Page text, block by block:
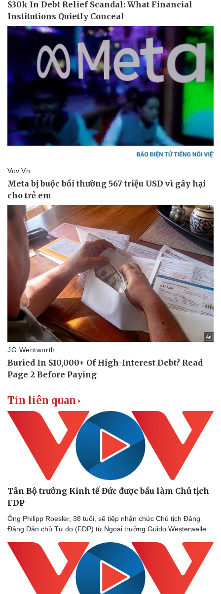
Doanh nghiệp
Thông tin doanh nghiệp
Doanh nghiệp 24h
Doanh nhân
Vì cộng đồng
Công nghệ
Sành điệu
Tin Công nghệ
Trải nghiệm
Chuyển đổi số
Sức khỏe
Dinh dưỡng - món ngon
Cây thuốc
Sản phụ khoa
Làm đẹp - giảm cân
Phòng mạch online
Ăn sạch sống khỏe
Đời sống
Nhà đẹp
Blog
Tình yêu - Gia đình
Tin liên quan
Tân Bộ trưởng Kinh tế Đức được bầu làm Chủ tịch
FDP
Ông Philipp Roesler, 38 tuổi, sẽ tiếp nhận chức Chủ tịch Đảng
Đảng Dân chủ Tự do (FDP) từ Ngoại trưởng Guido Westerwelle